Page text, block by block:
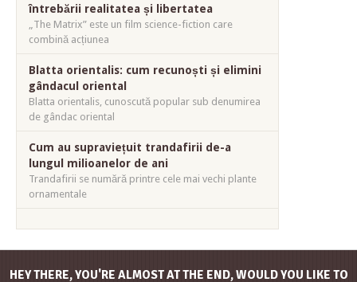
întrebării realitatea și libertatea
„The Matrix” este un film science-fiction care
combină acțiunea
Blatta orientalis: cum recunoști și elimini
gândacul oriental
Blatta orientalis, cunoscută popular sub denumirea
de gândac oriental
Cum au supraviețuit trandafirii de-a
lungul milioanelor de ani
Trandafirii se numără printre cele mai vechi plante
ornamentale
HEY THERE, YOU'RE ALMOST AT THE END, WOULD YOU LIKE TO